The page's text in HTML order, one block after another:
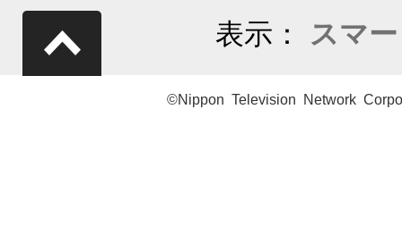
表示： スマ
©Nippon Television Network